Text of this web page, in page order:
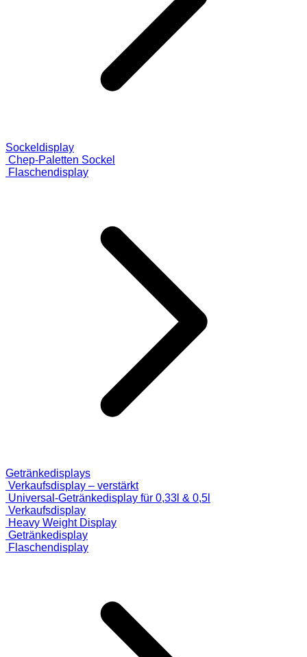
Sockeldisplay
Chep-Paletten Sockel
Flaschendisplay
Getränkedisplays
Verkaufsdisplay – verstärkt
Universal-Getränkedisplay für 0,33l & 0,5l
Verkaufsdisplay
Heavy Weight Display
Getränkedisplay
Flaschendisplay